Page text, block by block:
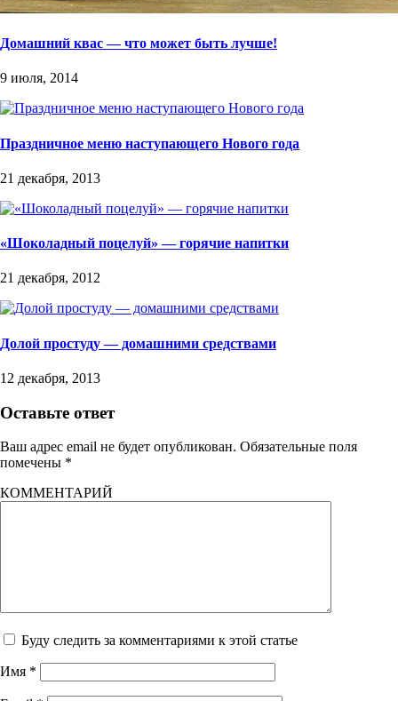
Домашний квас — что может быть лучше!
9 июля, 2014
Праздничное меню наступающего Нового года
21 декабря, 2013
«Шоколадный поцелуй» — горячие напитки
21 декабря, 2012
Долой простуду — домашними средствами
12 декабря, 2013
Оставьте ответ
Ваш адрес email не будет опубликован. Обязательные поля
помечены *
КОММЕНТАРИЙ
Буду следить за комментариями к этой статье
Имя *